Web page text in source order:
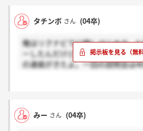
しといたほうがいいかもよ～
タチンボ さん (04卒)
俺はリクナビで公開しはじめの、0
ーしたんだけどさ、1週間前くら
の連絡がきたよ。一回の説明会は
に分かれてたから、人数計算して
みー さん (04卒)